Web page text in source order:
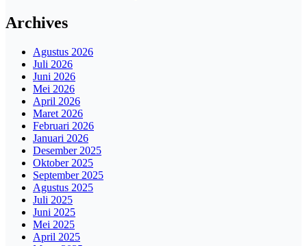
Archives
Agustus 2026
Juli 2026
Juni 2026
Mei 2026
April 2026
Maret 2026
Februari 2026
Januari 2026
Desember 2025
Oktober 2025
September 2025
Agustus 2025
Juli 2025
Juni 2025
Mei 2025
April 2025